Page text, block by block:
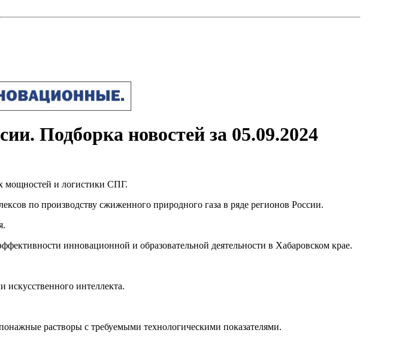
Подборка новостей за 05.09.2024
мощностей и логистики СПГ.
по производству сжиженного природного газа в ряде регионов России.
инновационной и образовательной деятельности в Хабаровском крае.
искусственного интеллекта.
растворы с требуемыми технологическими показателями.